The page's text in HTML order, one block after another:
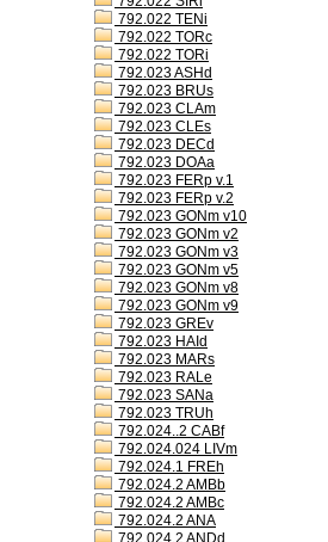
792.022 TENi
792.022 TORc
792.022 TORi
792.023 ASHd
792.023 BRUs
792.023 CLAm
792.023 CLEs
792.023 DECd
792.023 DOAa
792.023 FERp v.1
792.023 FERp v.2
792.023 GONm v10
792.023 GONm v2
792.023 GONm v3
792.023 GONm v5
792.023 GONm v8
792.023 GONm v9
792.023 GREv
792.023 HAId
792.023 MARs
792.023 RALe
792.023 SANa
792.023 TRUh
792.024..2 CABf
792.024.024 LIVm
792.024.1 FREh
792.024.2 AMBb
792.024.2 AMBc
792.024.2 ANA
792.024.2 ANDd